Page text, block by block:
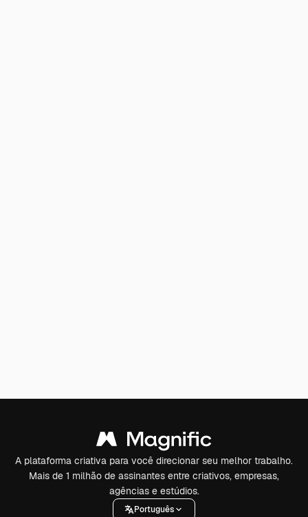
A plataforma criativa para você direcionar seu melhor trabalho.
Mais de 1 milhão de assinantes entre criativos, empresas,
agências e estúdios.
Português